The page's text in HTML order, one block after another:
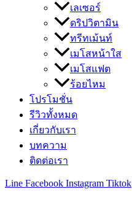
เลเซอร์
ดริปวิตามิน
ทรีทเม้นท์
เมโสหน้าใส
เมโสแฟต
ร้อยไหม
โปรโมชั่น
รีวิวทั้งหมด
เกี่ยวกับเรา
บทความ
ติดต่อเรา
Line Facebook Instagram Tiktok